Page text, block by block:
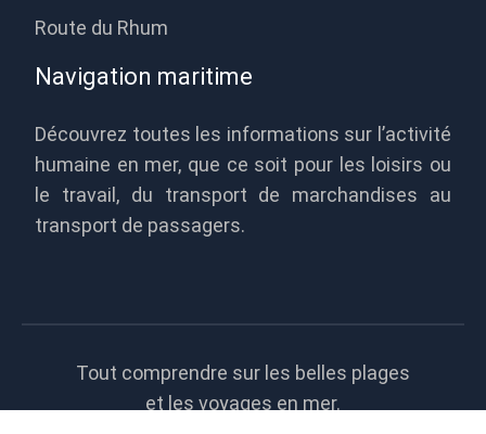
Route du Rhum
Navigation maritime
Découvrez toutes les informations sur l’activité
humaine en mer, que ce soit pour les loisirs ou
le travail, du transport de marchandises au
transport de passagers.
Tout comprendre sur les belles plages
et les voyages en mer.